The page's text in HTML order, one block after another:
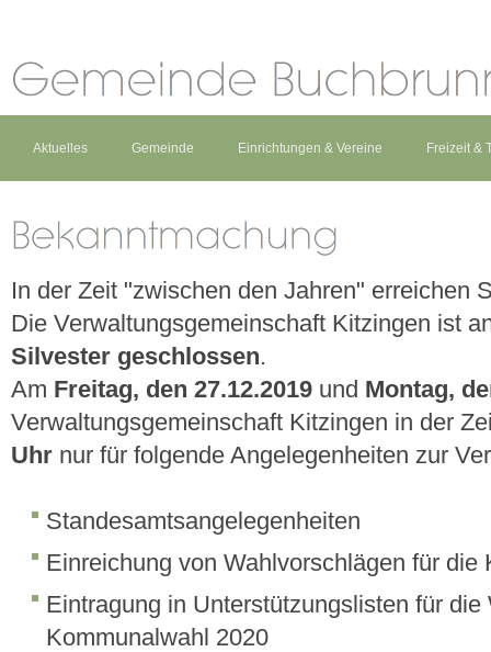
Aktuelles Gemeinde Einrichtungen & Vereine Freizeit &
In der Zeit "zwischen den Jahren" erreichen
Die Verwaltungsgemeinschaft Kitzingen ist
Silvester geschlossen.
Am Freitag, den 27.12.2019 und Montag,
Verwaltungsgemeinschaft Kitzingen in der
Uhr nur für folgende Angelegenheiten zur
Standesamtsangelegenheiten
Einreichung von Wahlvorschlägen für die
Eintragung in Unterstützungslisten für
Kommunalwahl 2020